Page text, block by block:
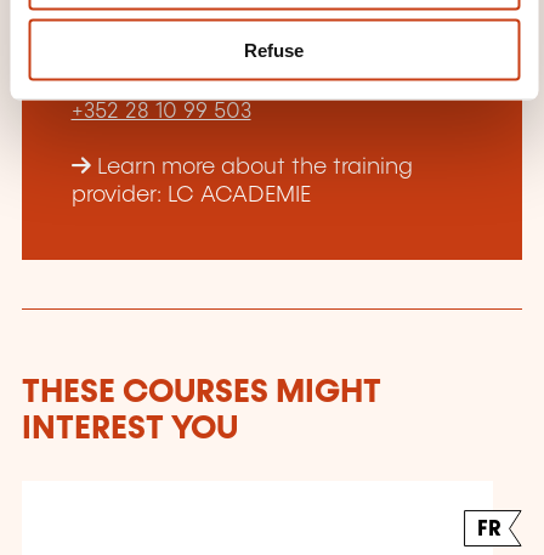
Refuse
Jean-Marc Poncelet
jean-marc.poncelet@lc-academie.lu
+352 28 10 99 503
Learn more about the training
provider: LC ACADEMIE
THESE COURSES MIGHT
INTEREST YOU
FR